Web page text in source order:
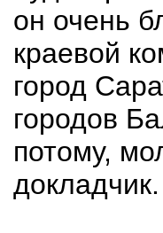
он очень
краевой
город
городов
потому,
докладчик.